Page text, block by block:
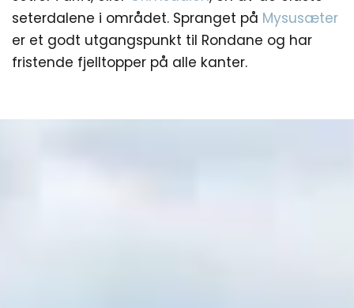
seterdalene i området. Spranget på Mysusæter
er et godt utgangspunkt til Rondane og har
fristende fjelltopper på alle kanter.